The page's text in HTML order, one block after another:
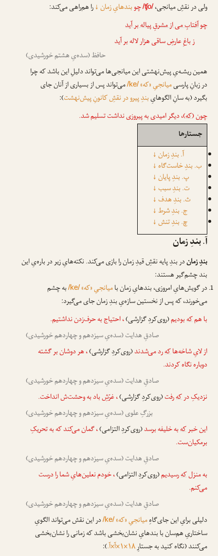
ولی در نقشِ میانجی،/ʧo/ چوبندهایِ زمان↓را هم‌راهی می‌کند:
چوآفتابِ می از مشرقِ پیاله بر آید
ز باغِ عارضِ ساقی هزار لاله بر آید
حافظ (سده‌یِ هشتم خورشیدی)
همین ریشـه‌یِ پیش‌نهشتی این میانجی‌ها می‌تواند دلیلِ این باشد که چرا
در زبانِ پارسیمیانجیِ «که»/ke/
می‌تواند پس از بسیاری از آنان جای
بگیرد (به سانِ الگوهایِبندِ پیرو در نقشِ کانونِ پیش‌نهشت):
چون(که)، دیگر امیدی به پیروزی نداشت تسلیم شد.
جستارها
آ. بندِ زمان↓
ب. بندِ خاست‌گاه↓
پ. بندِ پایان↓
ت. بندِ سبب↓
ث. بندِ هدف↓
ج. بندِ شرط↓
چ. بندِ تنش↓
آ. بندِ زمان
بندِ زماندر بندِ پایه نقشِ قیدِ زمان را بازی می‌کند. نکته‌هایِ زیر در باره‌یِ این
بند چشم‌گیر هستند:
در گویش‌هایِ امروزی، بندهایِ زمان بامیانجیِ «که»/ke/
به چشم
می‌خورند، که پس از نخستین سازه‌یِ بندِ زمان جای می‌گیرد:
با همکهبودیم(روی‌کردِ گزارشی)، احتیاج به حرف‌زدن نداشتیم.
صادقِ هدایت (سده‌یِ سیزدهم و چهاردهم خورشیدی)
از لایِ شاخه‌هاکهرد می‌شدند(روی‌کردِ گزارشی)، هر دوشان بر گشته
دوباره نگاه کردند.
صادقِ هدایت (سده‌یِ سیزدهم و چهاردهم خورشیدی)
نزدیکِ درکهرفت(روی‌کردِ گزارشی)، غرّشِ باد به وحشت‌ش انداخت.
بزرگِ علوی (سده‌یِ سیزدهم و چهاردهم خورشیدی)
این خبرکهبه خلیفه برسد(روی‌کردِ التزامی)، گمان می‌کند که به تحریکِ
برمکیان‌ست.
صادقِ هدایت (سده‌یِ سیزدهم و چهاردهم خورشیدی)
به منزلکهرسیدیم(روی‌کردِ التزامی)، خودم نعلین‌هایِ شما را درست
می‌کنم.
صادقِ هدایت (سده‌یِ سیزدهم و چهاردهم خورشیدی)
دلیلی برایِ این جای‌گاهِمیانجیِ «که»/ke/
در این نقش می‌تواند الگویِ
ساختاریِ هم‌سان با بندهایِ نشان‌بخشی باشد که زمانی را نشان‌بخشی
می‌کنند (نگاه کنید به جستارِ۱۸×۱×آ×آ.
):